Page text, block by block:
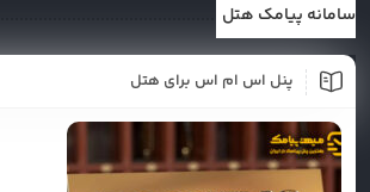
سامانه پیامک هتل
پنل اس ام اس برای هتل